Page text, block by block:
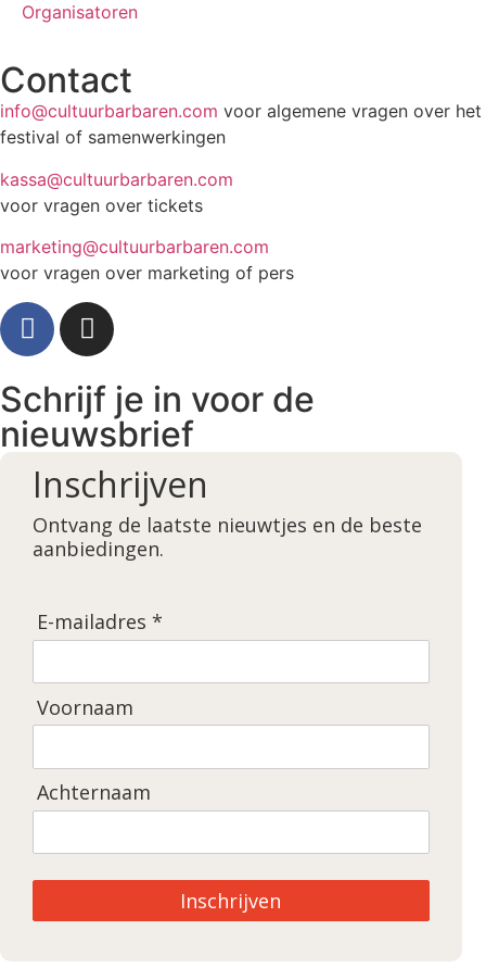
Organisatoren
Contact
info@cultuurbarbaren.com voor algemene vragen over het
festival of samenwerkingen
kassa@cultuurbarbaren.com
voor vragen over tickets
marketing@cultuurbarbaren.com
voor vragen over marketing of pers
Schrijf je in voor de
nieuwsbrief
Inschrijven
Ontvang de laatste nieuwtjes en de beste
aanbiedingen.
E-mailadres *
Voornaam
Achternaam
Inschrijven